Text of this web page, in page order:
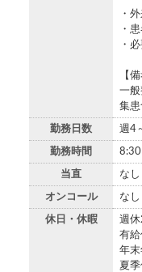
・
・
・
【
一
集
勤務日数 週4
勤務時間 8:30
当直 なし
オンコール なし
休日・休暇
週
有給
年
夏